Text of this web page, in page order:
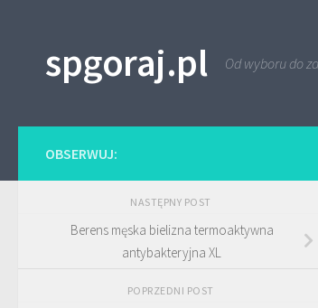
spgoraj.pl Od wyboru do
OBSERWUJ:
NASTĘPNY POST
Berens męska bielizna termoaktywna
antybakteryjna XL
POPRZEDNI POST